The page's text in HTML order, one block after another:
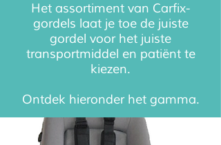
Het assortiment van Carfix-
gordels laat je toe de juiste
gordel voor het juiste
transportmiddel en patiënt te
kiezen.
Ontdek hieronder het gamma.